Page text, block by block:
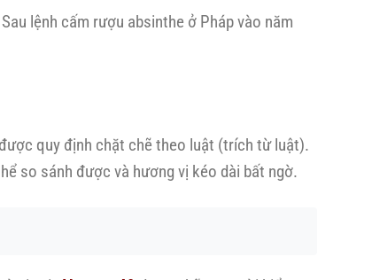
lệnh cấm rượu absinthe ở Pháp vào năm
quy định chặt chẽ theo luật (trích từ luật).
so sánh được và hương vị kéo dài bất ngờ.